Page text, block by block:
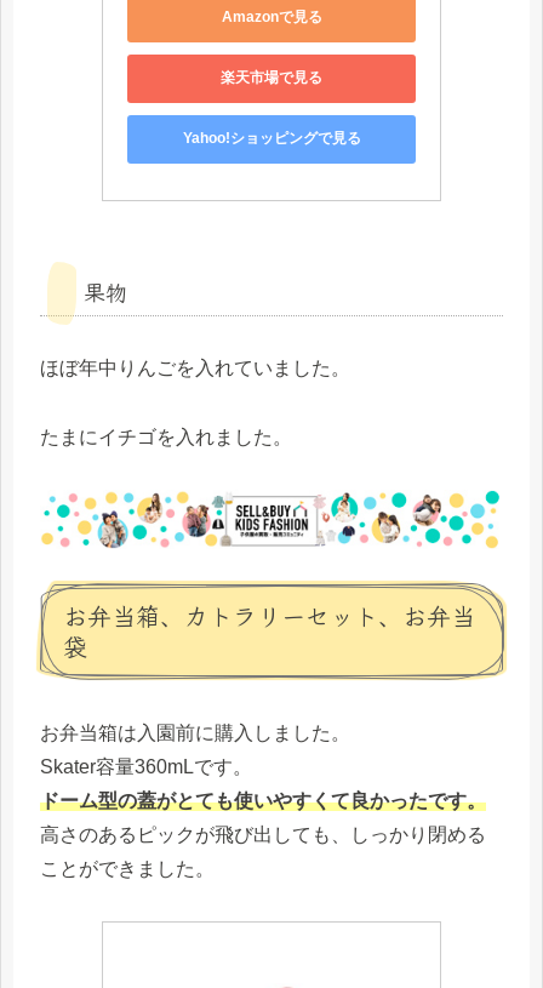
Amazonで見る
楽天市場で見る
Yahoo!ショッピングで見る
果物
ほぼ年中りんごを入れていました。
たまにイチゴを入れました。
お弁当箱、カトラリーセット、お弁当
袋
お弁当箱は入園前に購入しました。
Skater容量360mLです。
ドーム型の蓋がとても使いやすくて良かったです。
高さのあるピックが飛び出しても、しっかり閉める
ことができました。